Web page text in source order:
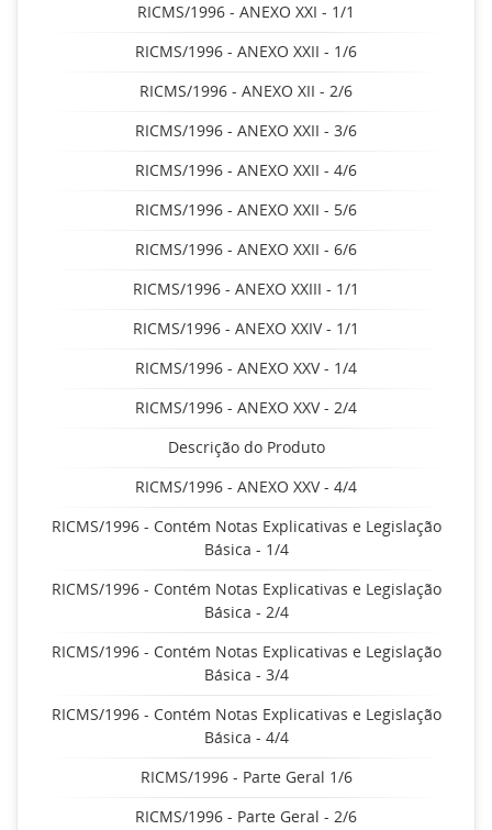
RICMS/1996 - ANEXO XXI - 1/1
RICMS/1996 - ANEXO XXII - 1/6
RICMS/1996 - ANEXO XII - 2/6
RICMS/1996 - ANEXO XXII - 3/6
RICMS/1996 - ANEXO XXII - 4/6
RICMS/1996 - ANEXO XXII - 5/6
RICMS/1996 - ANEXO XXII - 6/6
RICMS/1996 - ANEXO XXIII - 1/1
RICMS/1996 - ANEXO XXIV - 1/1
RICMS/1996 - ANEXO XXV - 1/4
RICMS/1996 - ANEXO XXV - 2/4
Descrição do Produto
RICMS/1996 - ANEXO XXV - 4/4
RICMS/1996 - Contém Notas Explicativas e Legislação
Básica - 1/4
RICMS/1996 - Contém Notas Explicativas e Legislação
Básica - 2/4
RICMS/1996 - Contém Notas Explicativas e Legislação
Básica - 3/4
RICMS/1996 - Contém Notas Explicativas e Legislação
Básica - 4/4
RICMS/1996 - Parte Geral 1/6
RICMS/1996 - Parte Geral - 2/6